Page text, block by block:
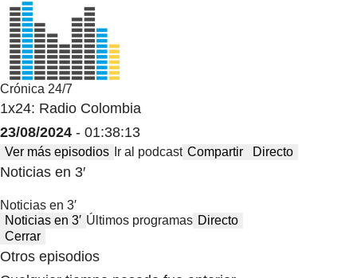
Crónica 24/7
1x24: Radio Colombia
23/08/2024 - 01:38:13
Ver más episodios Ir al podcast Compartir Directo
Noticias en 3′
Noticias en 3′
Noticias en 3′ Últimos programas Directo
Cerrar
Otros episodios